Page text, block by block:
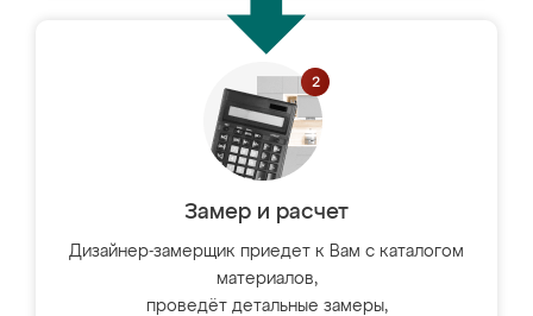
Замер и расчет
Дизайнер-замерщик приедет к Вам с каталогом
материалов,
проведёт детальные замеры,